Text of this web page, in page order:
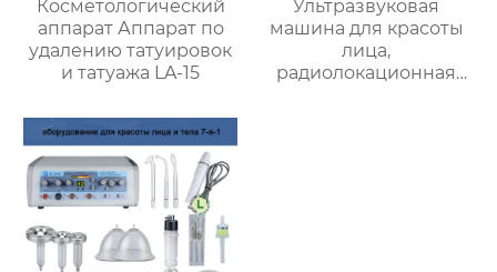
Косметологический
аппарат Аппарат по
удалению татуировок
и татуажа LA-15
Ультразвуковая
машина для красоты
лица,
радиолокационная